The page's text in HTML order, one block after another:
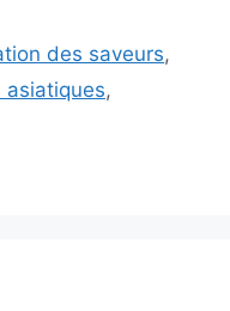
des saveurs,
asiatiques,